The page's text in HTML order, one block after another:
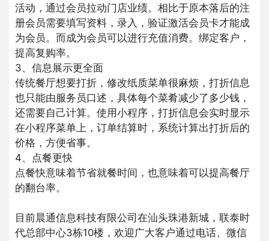
活动，通过会员拉动门店业绩。相比于原本落后的注
册会员需要填写资料，录入，验证激活会员卡才能成
为会员。而成为会员可以进行充值消费。绑定客户，
提高复购率。
3、信息展示更全面
传统餐厅想要打折，修改纸质菜单很麻烦，打折信息
也只能由服务员口述，具体每个菜肴减少了多少钱，
还需要自己计算。使用小程序，打折信息会实时显示
在小程序菜单上，订单结算时，系统计算出打折后的
价格，方便省事。
4、点餐更快
点餐快意味着节省就餐时间，也意味着可以提高餐厅
的翻台率。
目前晨通信息科技有限公司在汕头珠港新城，联泰时
代总部中心3栋10楼，欢迎广大客户通过电话、微信